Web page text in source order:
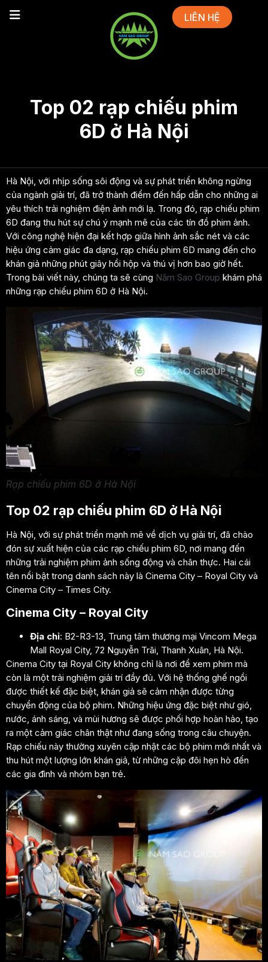
LIÊN HỆ
Top 02 rạp chiếu phim
6D ở Hà Nội
Hà Nội, với nhịp sống sôi động và sự phát triển không ngừng
của ngành giải trí, đã trở thành điểm đến hấp dẫn cho những ai
yêu thích trải nghiệm điện ảnh mới lạ. Trong đó, rạp chiếu phim
6D đang thu hút sự chú ý mạnh mẽ của các tín đồ phim ảnh.
Với công nghệ hiện đại kết hợp giữa hình ảnh sắc nét và các
hiệu ứng cảm giác đa dạng, rạp chiếu phim 6D mang đến cho
khán giả những phút giây hồi hộp và thú vị hơn bao giờ hết.
Trong bài viết này, chúng ta sẽ cùng Năm Sao Group khám phá
những rạp chiếu phim 6D ở Hà Nội.
Rạp chiếu phim 6D ở Hà Nội
Top 02 rạp chiếu phim 6D ở Hà Nội
Hà Nội, với sự phát triển mạnh mẽ về dịch vụ giải trí, đã chào
đón sự xuất hiện của các rạp chiếu phim 6D, nơi mang đến
những trải nghiệm phim ảnh sống động và chân thực. Hai cái
tên nổi bật trong danh sách này là Cinema City – Royal City và
Cinema City – Times City.
Cinema City – Royal City
Địa chỉ: B2-R3-13, Trung tâm thương mại Vincom Mega
Mall Royal City, 72 Nguyễn Trãi, Thanh Xuân, Hà Nội.
Cinema City tại Royal City không chỉ là nơi để xem phim mà
còn là một trải nghiệm giải trí đầy đủ. Với hệ thống ghế ngồi
được thiết kế đặc biệt, khán giả sẽ cảm nhận được từng
chuyển động của bộ phim. Những hiệu ứng đặc biệt như gió,
nước, ánh sáng, và mùi hương sẽ được phối hợp hoàn hảo, tạo
ra một cảm giác chân thật như đang sống trong câu chuyện.
Rạp chiếu này thường xuyên cập nhật các bộ phim mới nhất và
thu hút một lượng lớn khán giả, từ những cặp đôi hẹn hò đến
các gia đình và nhóm bạn trẻ.